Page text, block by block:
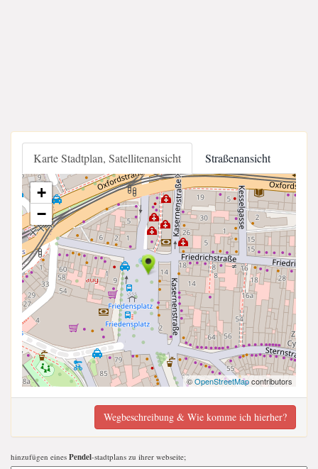
Karte Stadtplan, Satellitenansicht Straßenansicht
+
−
©OpenStreetMapcontributors
Wegbeschreibung & Wie komme ich hierher?
hinzufügen eines Pendel-stadtplans zu ihrer webseite;